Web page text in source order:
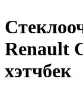
Renault
хэтчбек